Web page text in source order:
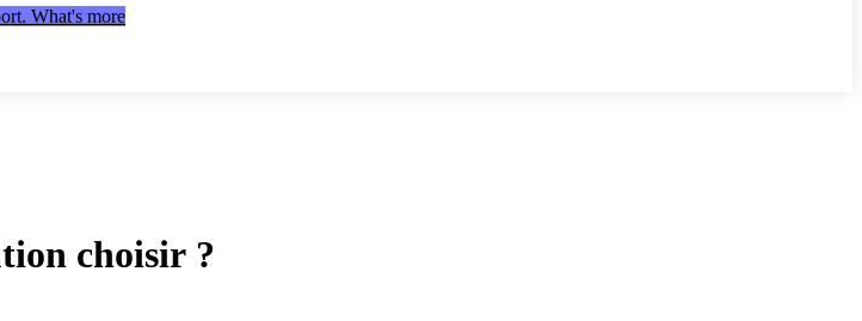
What's more
choisir ?